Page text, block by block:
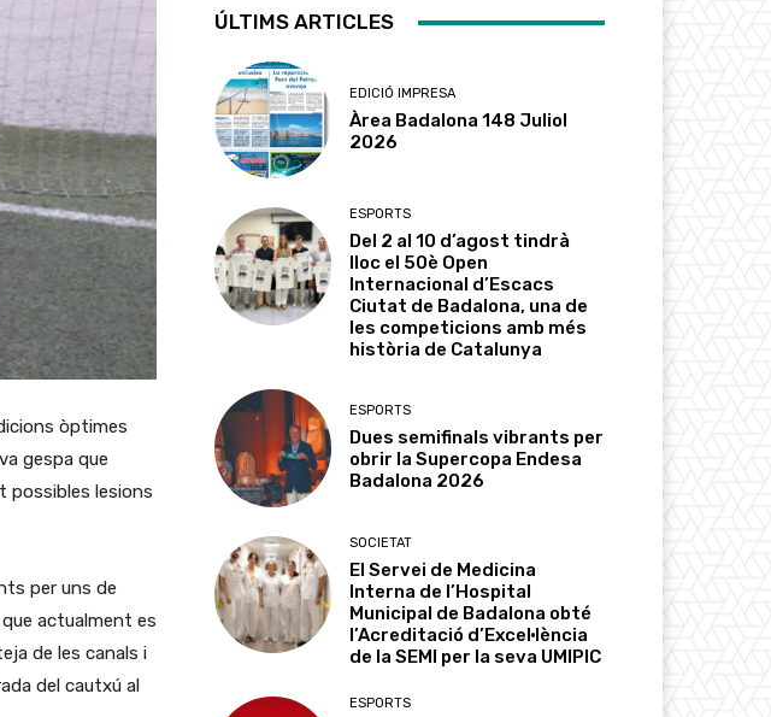
òptimes
gespa que
possibles lesions
per uns de
actualment es
de les canals i
del cautxú al
ÚLTIMS ARTICLES
EDICIÓ IMPRESA
Àrea Badalona 148 Juliol
2026
ESPORTS
Del 2 al 10 d’agost tindrà
lloc el 50è Open
Internacional d’Escacs
Ciutat de Badalona, una de
les competicions amb més
història de Catalunya
ESPORTS
Dues semifinals vibrants per
obrir la Supercopa Endesa
Badalona 2026
SOCIETAT
El Servei de Medicina
Interna de l’Hospital
Municipal de Badalona obté
l’Acreditació d’Excel·lència
de la SEMI per la seva UMIPIC
ESPORTS